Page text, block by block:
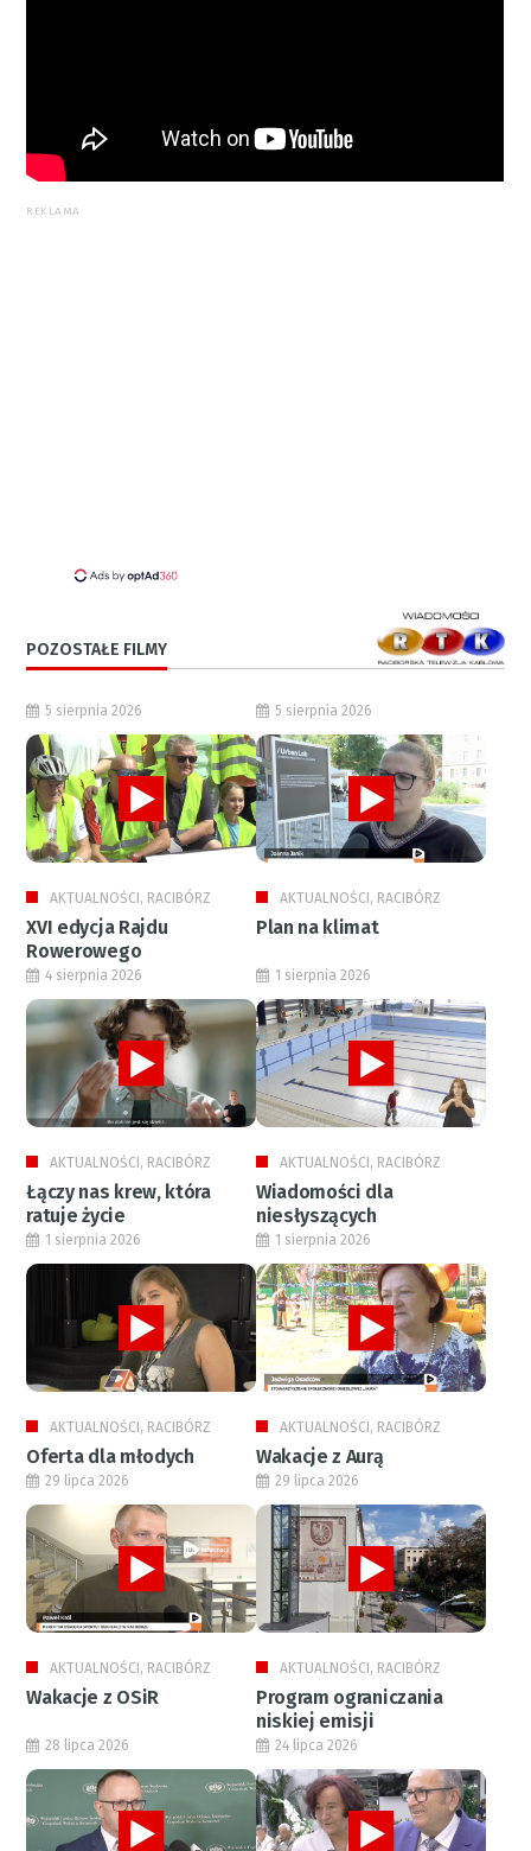
REKLAMA
POZOSTAŁE FILMY
5 sierpnia 2026
AKTUALNOŚCI, RACIBÓRZ
XVI edycja Rajdu
Rowerowego
5 sierpnia 2026
AKTUALNOŚCI, RACIBÓRZ
Plan na klimat
4 sierpnia 2026
AKTUALNOŚCI, RACIBÓRZ
Łączy nas krew, która
ratuje życie
1 sierpnia 2026
AKTUALNOŚCI, RACIBÓRZ
Wiadomości dla
niesłyszących
1 sierpnia 2026
AKTUALNOŚCI, RACIBÓRZ
Oferta dla młodych
1 sierpnia 2026
AKTUALNOŚCI, RACIBÓRZ
Wakacje z Aurą
29 lipca 2026
AKTUALNOŚCI, RACIBÓRZ
Wakacje z OSiR
29 lipca 2026
AKTUALNOŚCI, RACIBÓRZ
Program ograniczania
niskiej emisji
28 lipca 2026 24 lipca 2026